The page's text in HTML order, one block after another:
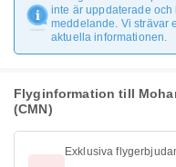
inte är uppdaterade
meddelande. Vi strävar
aktuella informationen.
Flyginformation till
(CMN)
Exklusiva